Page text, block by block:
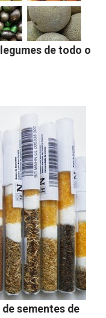
de todo o
sementes de